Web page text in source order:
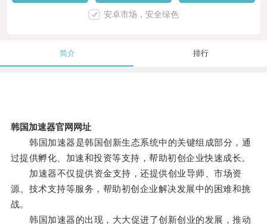
安卓市场，安全绿色
简介 排行
韩国加速器官网网址
韩国加速器是韩国创新生态系统中的关键组成部分，通
过提供孵化、加速和投资等支持，帮助初创企业快速成长。
加速器不仅提供资金支持，还提供创业导师、市场资
源、技术支持等服务，帮助初创企业解决发展中的困难和挑
战。
韩国加速器的出现，大大促进了创新创业的发展，推动